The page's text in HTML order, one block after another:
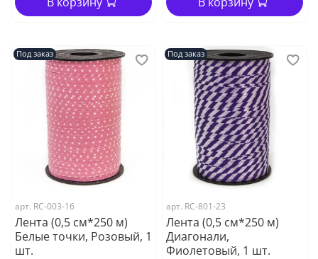
Под заказ
арт. RC-003-16
Лента (0,5 см*250 м)
Белые точки, Розовый, 1
шт.
Под заказ
арт. RC-801-23
Лента (0,5 см*250 м)
Диагонали,
Фиолетовый, 1 шт.